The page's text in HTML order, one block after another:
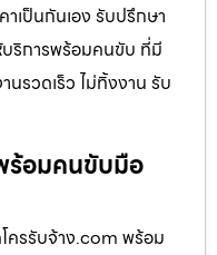
เป็นกันเอง รับปรึกษา
บริการพร้อมคนขับ ที่มี
รวดเร็ว ไม่ทิ้งงาน รับ
ร้อมคนขับมือ
โครรับจ้าง.com พร้อม